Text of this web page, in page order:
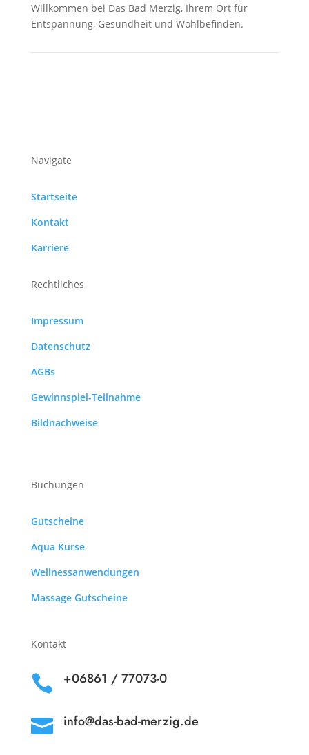
Willkommen bei Das Bad Merzig, Ihrem Ort für
Entspannung, Gesundheit und Wohlbefinden.
Navigate
Startseite
Kontakt
Karriere
Rechtliches
Impressum
Datenschutz
AGBs
Gewinnspiel-Teilnahme
Bildnachweise
Buchungen
Gutscheine
Aqua Kurse
Wellnessanwendungen
Massage Gutscheine
Kontakt
 +06861 / 77073-0
 info@das-bad-merzig.de